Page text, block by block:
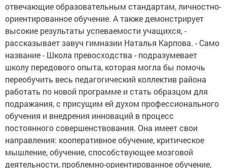
отвечающие образовательным стандартам, личностно-
ориентированное обучение. А также демонстрирует
высокие результаты успеваемости учащихся, -
рассказывает завуч гимназии Наталья Карпова. - Само
название - Школа превосходства - подразумевает
школу передового опыта, которая могла бы помочь
переобучить весь педагогический коллектив района
работать по новой программе и стать образцом для
подражания, с присущим ей духом профессионального
обучения и внедрения инноваций в процесс
постоянного совершенствования. Она имеет свои
направления: кооперативное обучение, критическое
мышление, обучение, способствующее мозговой
деятельности, проблемно-ориентированное обучение,